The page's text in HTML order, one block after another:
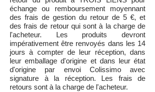
échange ou remboursement moyennant
des frais de gestion du retour de 5 €, et
des frais de retour qui sont à la charge de
l'acheteur. Les produits devront
impérativement être renvoyés dans les 14
jours à compter de leur réception, dans
leur emballage d'origine et dans leur état
d'origine par envoi Colissimo avec
signature à la réception. Les frais de
retours sont à la charge de l'acheteur.